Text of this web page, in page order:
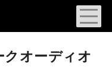
オーディオ